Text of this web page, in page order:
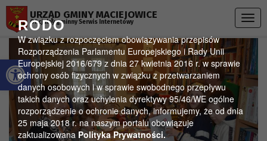
Otwórz pasek narzędzi
RODO
W związku z rozpoczęciem obowiązywania przepisów
Rozporządzenia Parlamentu Europejskiego i Rady Unii
Europejskiej 2016/679 z dnia 27 kwietnia 2016 r. w sprawie
ochrony osób fizycznych w związku z przetwarzaniem
danych osobowych i w sprawie swobodnego przepływu
takich danych oraz uchylenia dyrektywy 95/46/WE ogólne
rozporządzenie o ochronie danych, informujemy, że od dnia
25 maja 2018 r. na naszym portalu obowiązuje
zaktualizowanaPolityka Prywatności.
URZĄD GMINY MACIEJOWICE
Oficjalny gminny Serwis Internetowy